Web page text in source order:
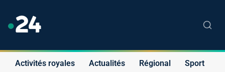
Activités royales Actualités Régional Sport